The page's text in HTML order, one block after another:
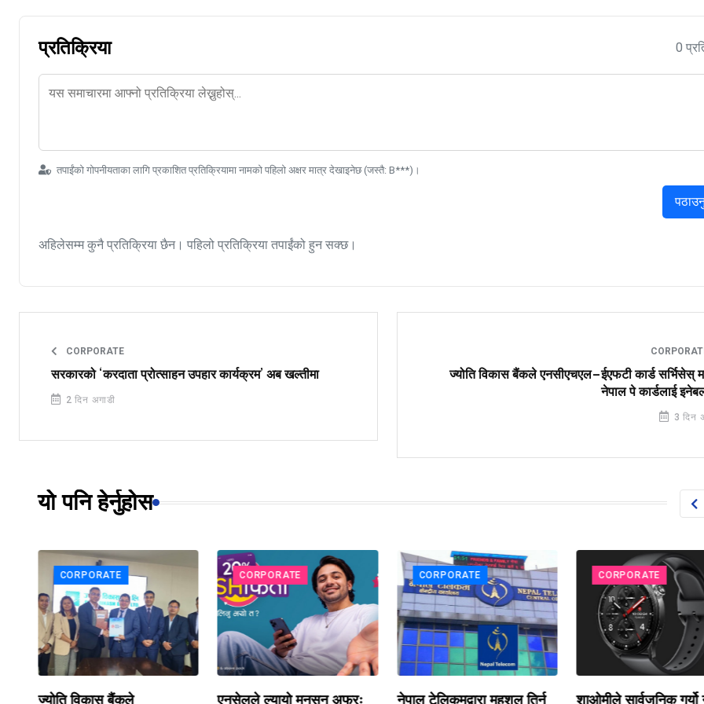
प्रतिक्रिया 0
तपाईंको गोपनीयताका लागि प्रकाशित प्रतिक्रियामा नामको पहिलो अक्षर मात्र देखाइनेछ (जस्तै: B***)।
अहिलेसम्म कुनै प्रतिक्रिया छैन। पहिलो प्रतिक्रिया तपाईंको हुन सक्छ।
CORPORATE
सरकारको ‘करदाता प्रोत्साहन उपहार कार्यक्रम’ अब खल्तीमा
2 दिन अगाडी
ज्योति विकास बैंकले एनसीएचएल–ईएफटी कार्ड सर्भिसेस्
नेपाल पे कार्डलाई
3 दिन
यो पनि हेर्नुहोस
CORPORATE
ज्योति विकास बैंकले
CORPORATE
एनसेलले ल्यायो मनसुन अफरः
CORPORATE
नेपाल टेलिकमद्वारा महशुल तिर्न
CORPORATE
शाओमीले सार्वजनिक गर्यो